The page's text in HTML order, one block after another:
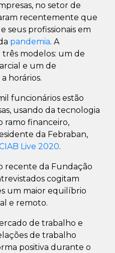
no setor de
recentemente que
seus profissionais em
pandemia. A
modelos: um de
e um de
horários.
funcionários estão
usando da tecnologia
ramo financeiro,
da Febraban,
Live 2020.
recente da Fundação
cogitam
um maior equilíbrio
e remoto.
de trabalho e
de trabalho
positiva durante o